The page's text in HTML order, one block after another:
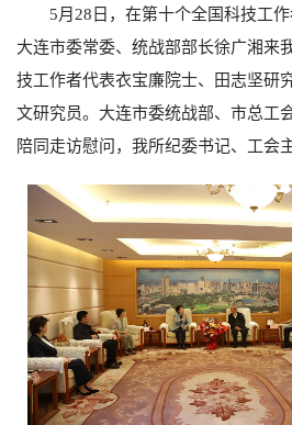
5月28日，在第十个全国科技工
大连市委常委、统战部部长徐广湘来
技工作者代表衣宝廉院士、田志坚研
文研究员。大连市委统战部、市总工
陪同走访慰问，我所纪委书记、工会